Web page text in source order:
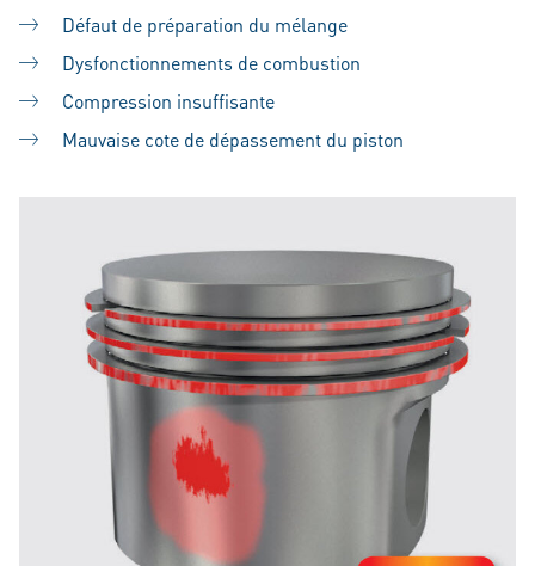
Défaut de préparation du mélange
Dysfonctionnements de combustion
Compression insuffisante
Mauvaise cote de dépassement du piston